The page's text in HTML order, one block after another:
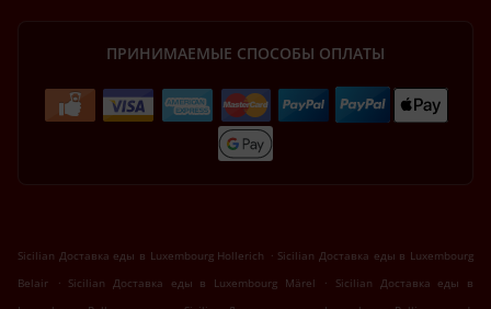
ПРИНИМАЕМЫЕ СПОСОБЫ ОПЛАТЫ
Sicilian Доставка еды в Luxembourg Hollerich . Sicilian Доставка еды в Luxembourg
Belair
. Sicilian Доставка еды в Luxembourg Märel .
Sicilian Доставка еды в